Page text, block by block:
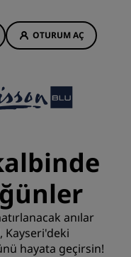
OTURUM AÇ
atın
anılar
Kayseri'deki
hayata geçirsin!